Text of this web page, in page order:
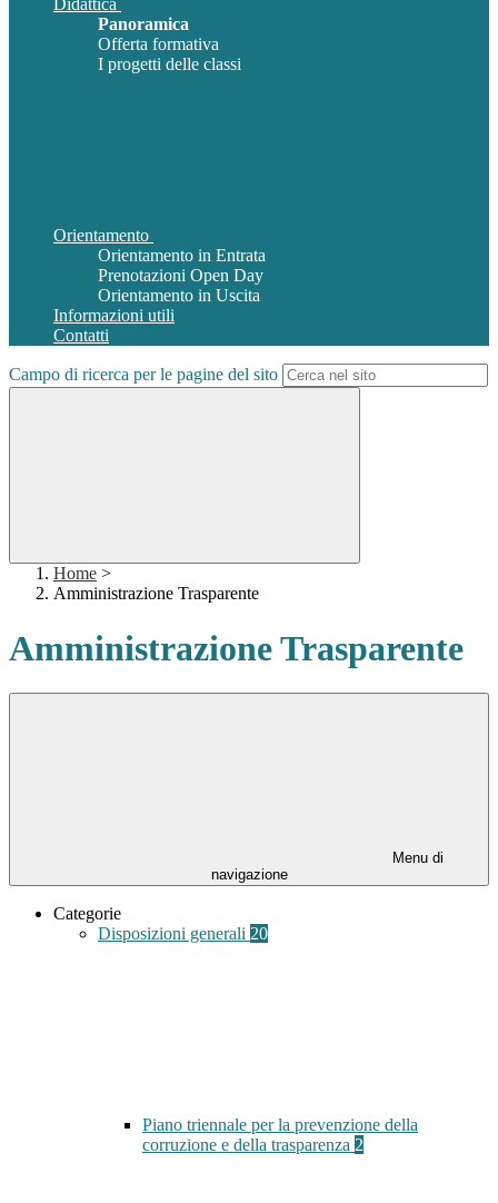
Didattica
Panoramica
Offerta formativa
I progetti delle classi
Orientamento
Orientamento in Entrata
Prenotazioni Open Day
Orientamento in Uscita
Informazioni utili
Contatti
Campo di ricerca per le pagine del sito
Home >
Amministrazione Trasparente
Amministrazione Trasparente
Menu di
navigazione
Categorie
Disposizioni generali 20
Piano triennale per la prevenzione della
corruzione e della trasparenza 2